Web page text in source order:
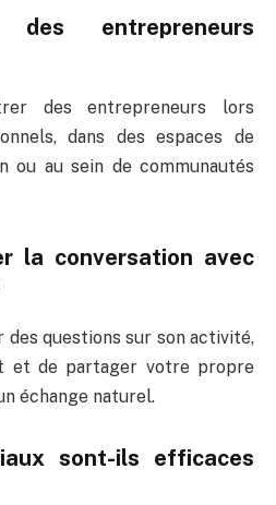
entrepreneurs
des entrepreneurs lors
dans des espaces de
ou au sein de communautés
la conversation avec
questions sur son activité,
et de partager votre propre
échange naturel.
sont-ils efficaces